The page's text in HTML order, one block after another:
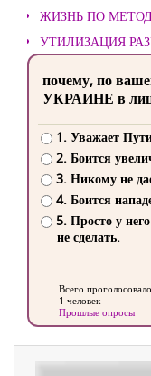
ЖИЗНЬ ПО
УТИЛИЗАЦИЯ
почему, по
УКРАИНЕ в
1. Уважает
2. Боится
3. Никому не
4. Боится
5. Просто у
не сделать.
Всего проголосовало
1 человек
Прошлые опросы